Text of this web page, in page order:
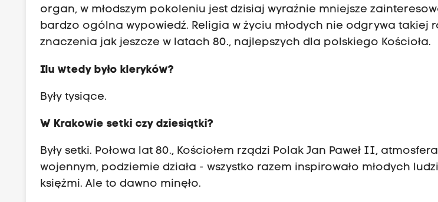
organ, w młodszym pokoleniu jest dzisiaj wyraźnie mniejsze
bardzo ogólna wypowiedź. Religia w życiu młodych nie odgrywa takiej
znaczenia jak jeszcze w latach 80., najlepszych dla polskiego Kościoła.
Ilu wtedy było kleryków?
Były tysiące.
W Krakowie setki czy dziesiątki?
Były setki. Połowa lat 80., Kościołem rządzi Polak Jan Paweł II,
wojennym, podziemie działa - wszystko razem inspirowało młodych
księżmi. Ale to dawno minęło.